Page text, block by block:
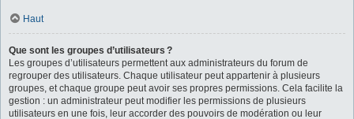
Haut
Que sont les groupes d’utilisateurs ?
Les groupes d’utilisateurs permettent aux administrateurs du forum de
regrouper des utilisateurs. Chaque utilisateur peut appartenir à plusieurs
groupes, et chaque groupe peut avoir ses propres permissions. Cela facilite la
gestion : un administrateur peut modifier les permissions de plusieurs
utilisateurs en une fois, leur accorder des pouvoirs de modération ou leur